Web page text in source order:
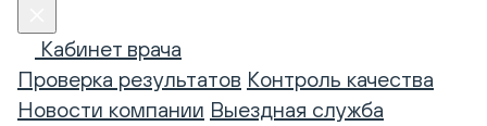
Кабинет врача
Проверка результатов Контроль качества
Новости компании Выездная служба